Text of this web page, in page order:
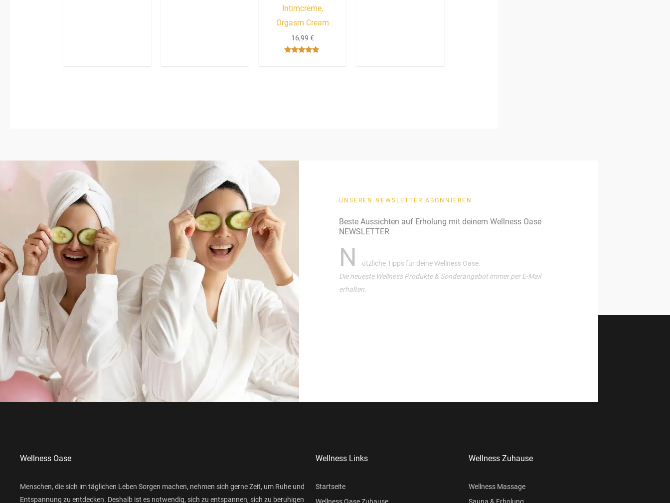
Intimcreme,
Orgasm Cream
16,99€
UNSEREN NEWSLETTER ABONNIEREN
Beste Aussichten auf Erholung mit deinem Wellness Oase
NEWSLETTER
N
ützliche Tipps für deine Wellness Oase.
Die neueste Wellness Produkte & Sonderangebot immer per E-Mail
erhalten.
Wellness Oase
Menschen, die sich im täglichen Leben Sorgen machen, nehmen sich gerne Zeit, um Ruhe und
Entspannung zu entdecken. Deshalb ist es notwendig, sich zu entspannen, sich zu beruhigen
Wellness Links
Startseite
Wellness Zuhause
Wellness Massage